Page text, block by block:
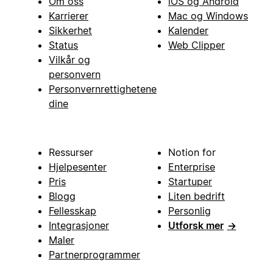
Karrierer
Sikkerhet
Status
Vilkår og
personvern
Personvernrettighetene
dine
Mac og Windows
Kalender
Web Clipper
Ressurser
Hjelpesenter
Pris
Blogg
Fellesskap
Integrasjoner
Maler
Partnerprogrammer
Notion for
Enterprise
Startuper
Liten bedrift
Personlig
Utforsk mer →